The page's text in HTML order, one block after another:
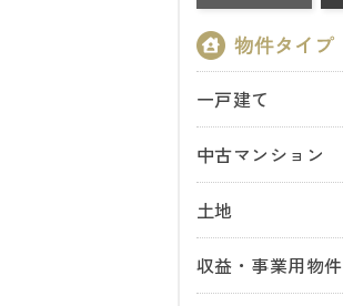
一戸建て
中古マンション
土地
収益・事業用物件